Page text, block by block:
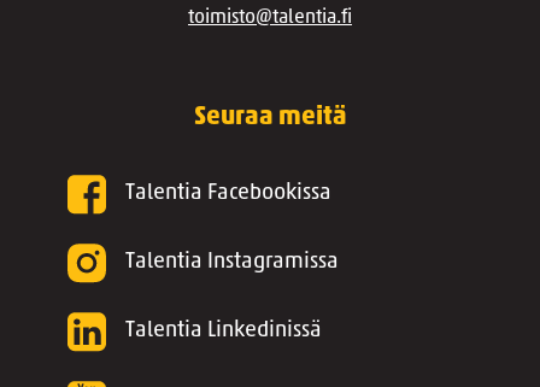
toimisto@talentia.fi
Seuraa meitä
Talentia Facebookissa
Talentia Instagramissa
Talentia Linkedinissä